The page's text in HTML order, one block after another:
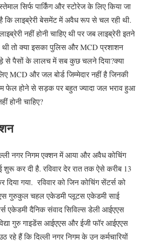
सिर्फ पार्किंग और स्टोरेज के लिए किया जा
लाइब्रेरी बेसमेंट में अवैध रूप से चल रही थी.
नहीं होनी चाहिए थी पर जब लाइब्रेरी इतने
तो क्या इसका पुलिस और MCD प्रशाशन
से पैसों के लालच में सब कुछ चलने दिया?क्या
MCD और जल बोर्ड जिम्मेदार नहीं है जिनकी
फेल होने से सड़क पर बहुत ज्यादा जल भराव हुआ
होनी चाहिए?
नगर निगम एक्शन में आया और अवैध कोचिंग
शुरू कर दी है. रविवार देर रात तक ऐसे करीब 13
गया. रविवार को जिन कोचिंग सेंटर्स को
गुरुकुल चहल एकेडमी प्लूटस एकेडमी साई
एकेडमी दैनिक संवाद सिविल्स डेली आईएएस
गुरु गाइडेंस आईएएस और ईजी फॉर आईएएस
रहे हैं कि दिल्ली नगर निगम के उन कर्मचारियों